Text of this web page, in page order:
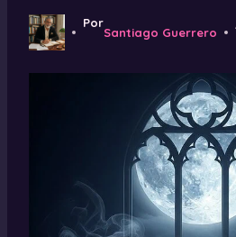
Por
Santiago Guerrero